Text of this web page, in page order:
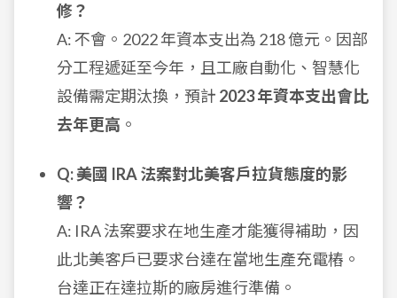
修？
A: 不會。2022 年資本支出為 218 億元。因部
分工程遞延至今年，且工廠自動化、智慧化
設備需定期汰換，預計 2023 年資本支出會比
去年更高 。
Q: 美國 IRA 法案對北美客戶拉貨態度的影
響？
A: IRA 法案要求在地生產才能獲得補助，因
此北美客戶已要求台達在當地生產充電樁。
台達正在達拉斯的廠房進行準備。